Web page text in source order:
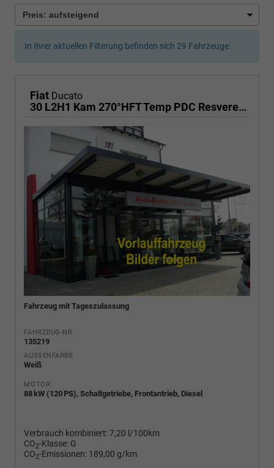
In Ihrer aktuellen Filterung befinden sich 29 Fahrzeuge:
Fiat Ducato
30 L2H1 Kam 270°HFT Temp PDC Resvererad
Fahrzeug mit Tageszulassung
FAHRZEUG-NR.
135219
AUSSENFARBE
Weiß
MOTOR
88 kW (120 PS), Schaltgetriebe, Frontantrieb, Diesel
Verbrauch kombiniert:7,20 l/100km
CO2-Klasse: G
CO2-Emissionen: 189,00 g/km